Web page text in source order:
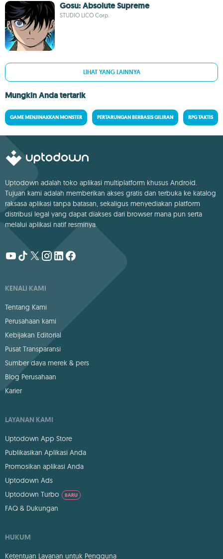
Gosu: Absolute Supreme
STUDIO LICO Corp.
LIHAT YANG LAINNYA
Mungkin Anda tertarik
GAME MENJINAKKAN MONSTER PERTARUNGAN BERBASIS GILIRAN RPG TAKTIS
Uptodown adalah toko aplikasi multiplatform khusus Android.
Tujuan kami adalah memberikan akses gratis dan terbuka ke katalog
raksasa aplikasi tanpa batasan, sekaligus menyediakan platform
distribusi legal yang dapat diakses dari browser mana pun serta
melalui aplikasi natif resminya.
KENALI KAMI
Tentang Kami
Perusahaan kami
Kebijakan Editorial
Pusat Transparansi
Sumber daya merek & pers
Blog Perusahaan
Karier
LAYANAN KAMI
Uptodown App Store
Publikasikan Aplikasi Anda
Promosikan aplikasi Anda
Uptodown Ads
Uptodown Turbo
BARU
FAQ & Dukungan
HUKUM
Ketentuan Layanan untuk Pengguna